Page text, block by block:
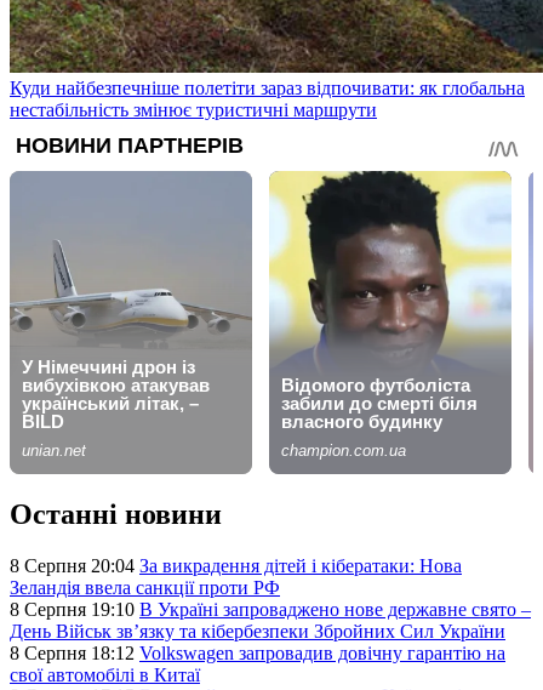
Куди найбезпечніше полетіти зараз відпочивати: як глобальна
нестабільність змінює туристичні маршрути
Останні новини
8 Серпня 20:04 За викрадення дітей і кібератаки: Нова
Зеландія ввела санкції проти РФ
8 Серпня 19:10 В Україні запроваджено нове державне свято –
День Військ звʼязку та кібербезпеки Збройних Сил України
8 Серпня 18:12 Volkswagen запровадив довічну гарантію на
свої автомобілі в Китаї